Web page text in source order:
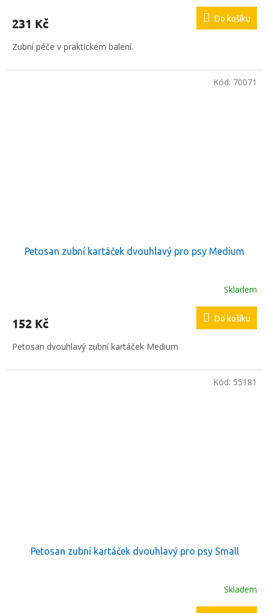
231 Kč Do košíku
Zubní péče v praktickém balení.
Petosan zubní kartáček dvouhlavý pro psy Medium
Skladem
152 Kč Do košíku
Petosan dvouhlavý zubní kartáček Medium
Kód: 70071
Petosan zubní kartáček dvouhlavý pro psy Small
Skladem
Kód: 55181